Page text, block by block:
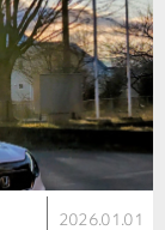
2026.01.01